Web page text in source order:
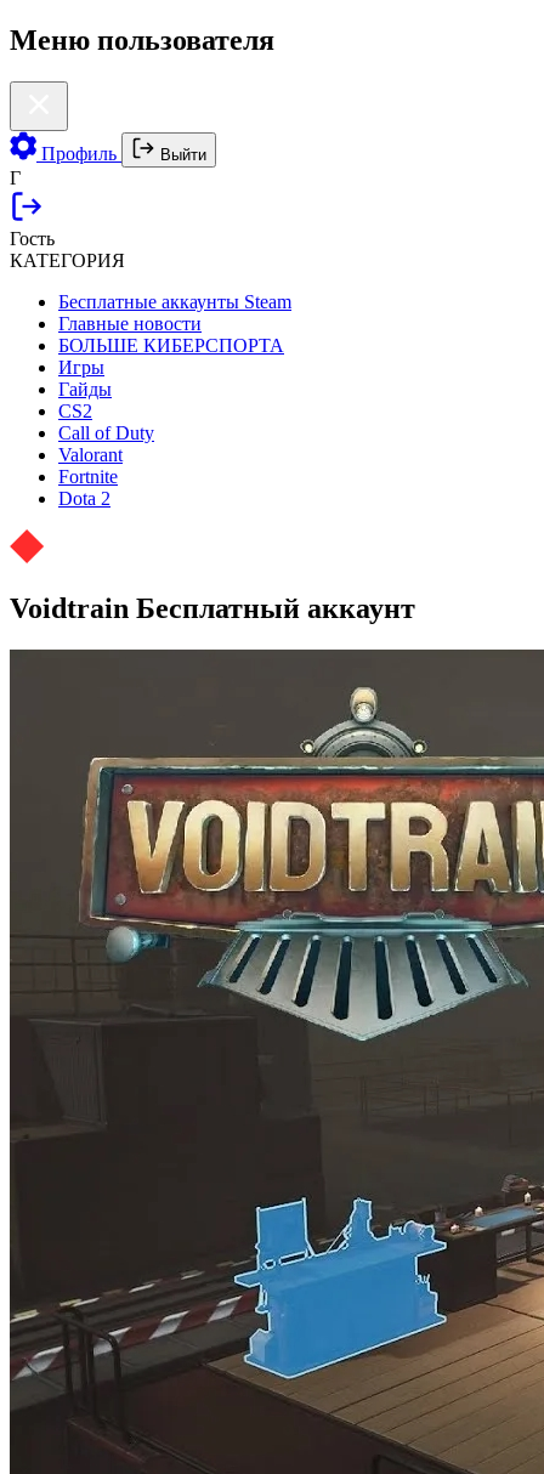
Меню пользователя
Профиль Выйти
Г
Гость
КАТЕГОРИЯ
Бесплатные аккаунты Steam
Главные новости
БОЛЬШЕ КИБЕРСПОРТА
Игры
Гайды
CS2
Call of Duty
Valorant
Fortnite
Dota 2
Voidtrain Бесплатный аккаунт